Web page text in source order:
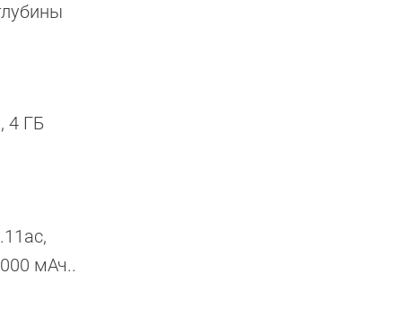
4 ГБ
мАч..